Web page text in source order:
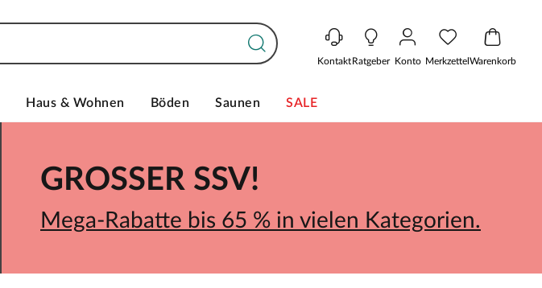
KontaktRatgeber Konto MerkzettelWarenkorb
Haus & Wohnen Böden Saunen SALE
GROSSER SSV!
Mega-Rabatte bis 65 % in vielen Kategorien.